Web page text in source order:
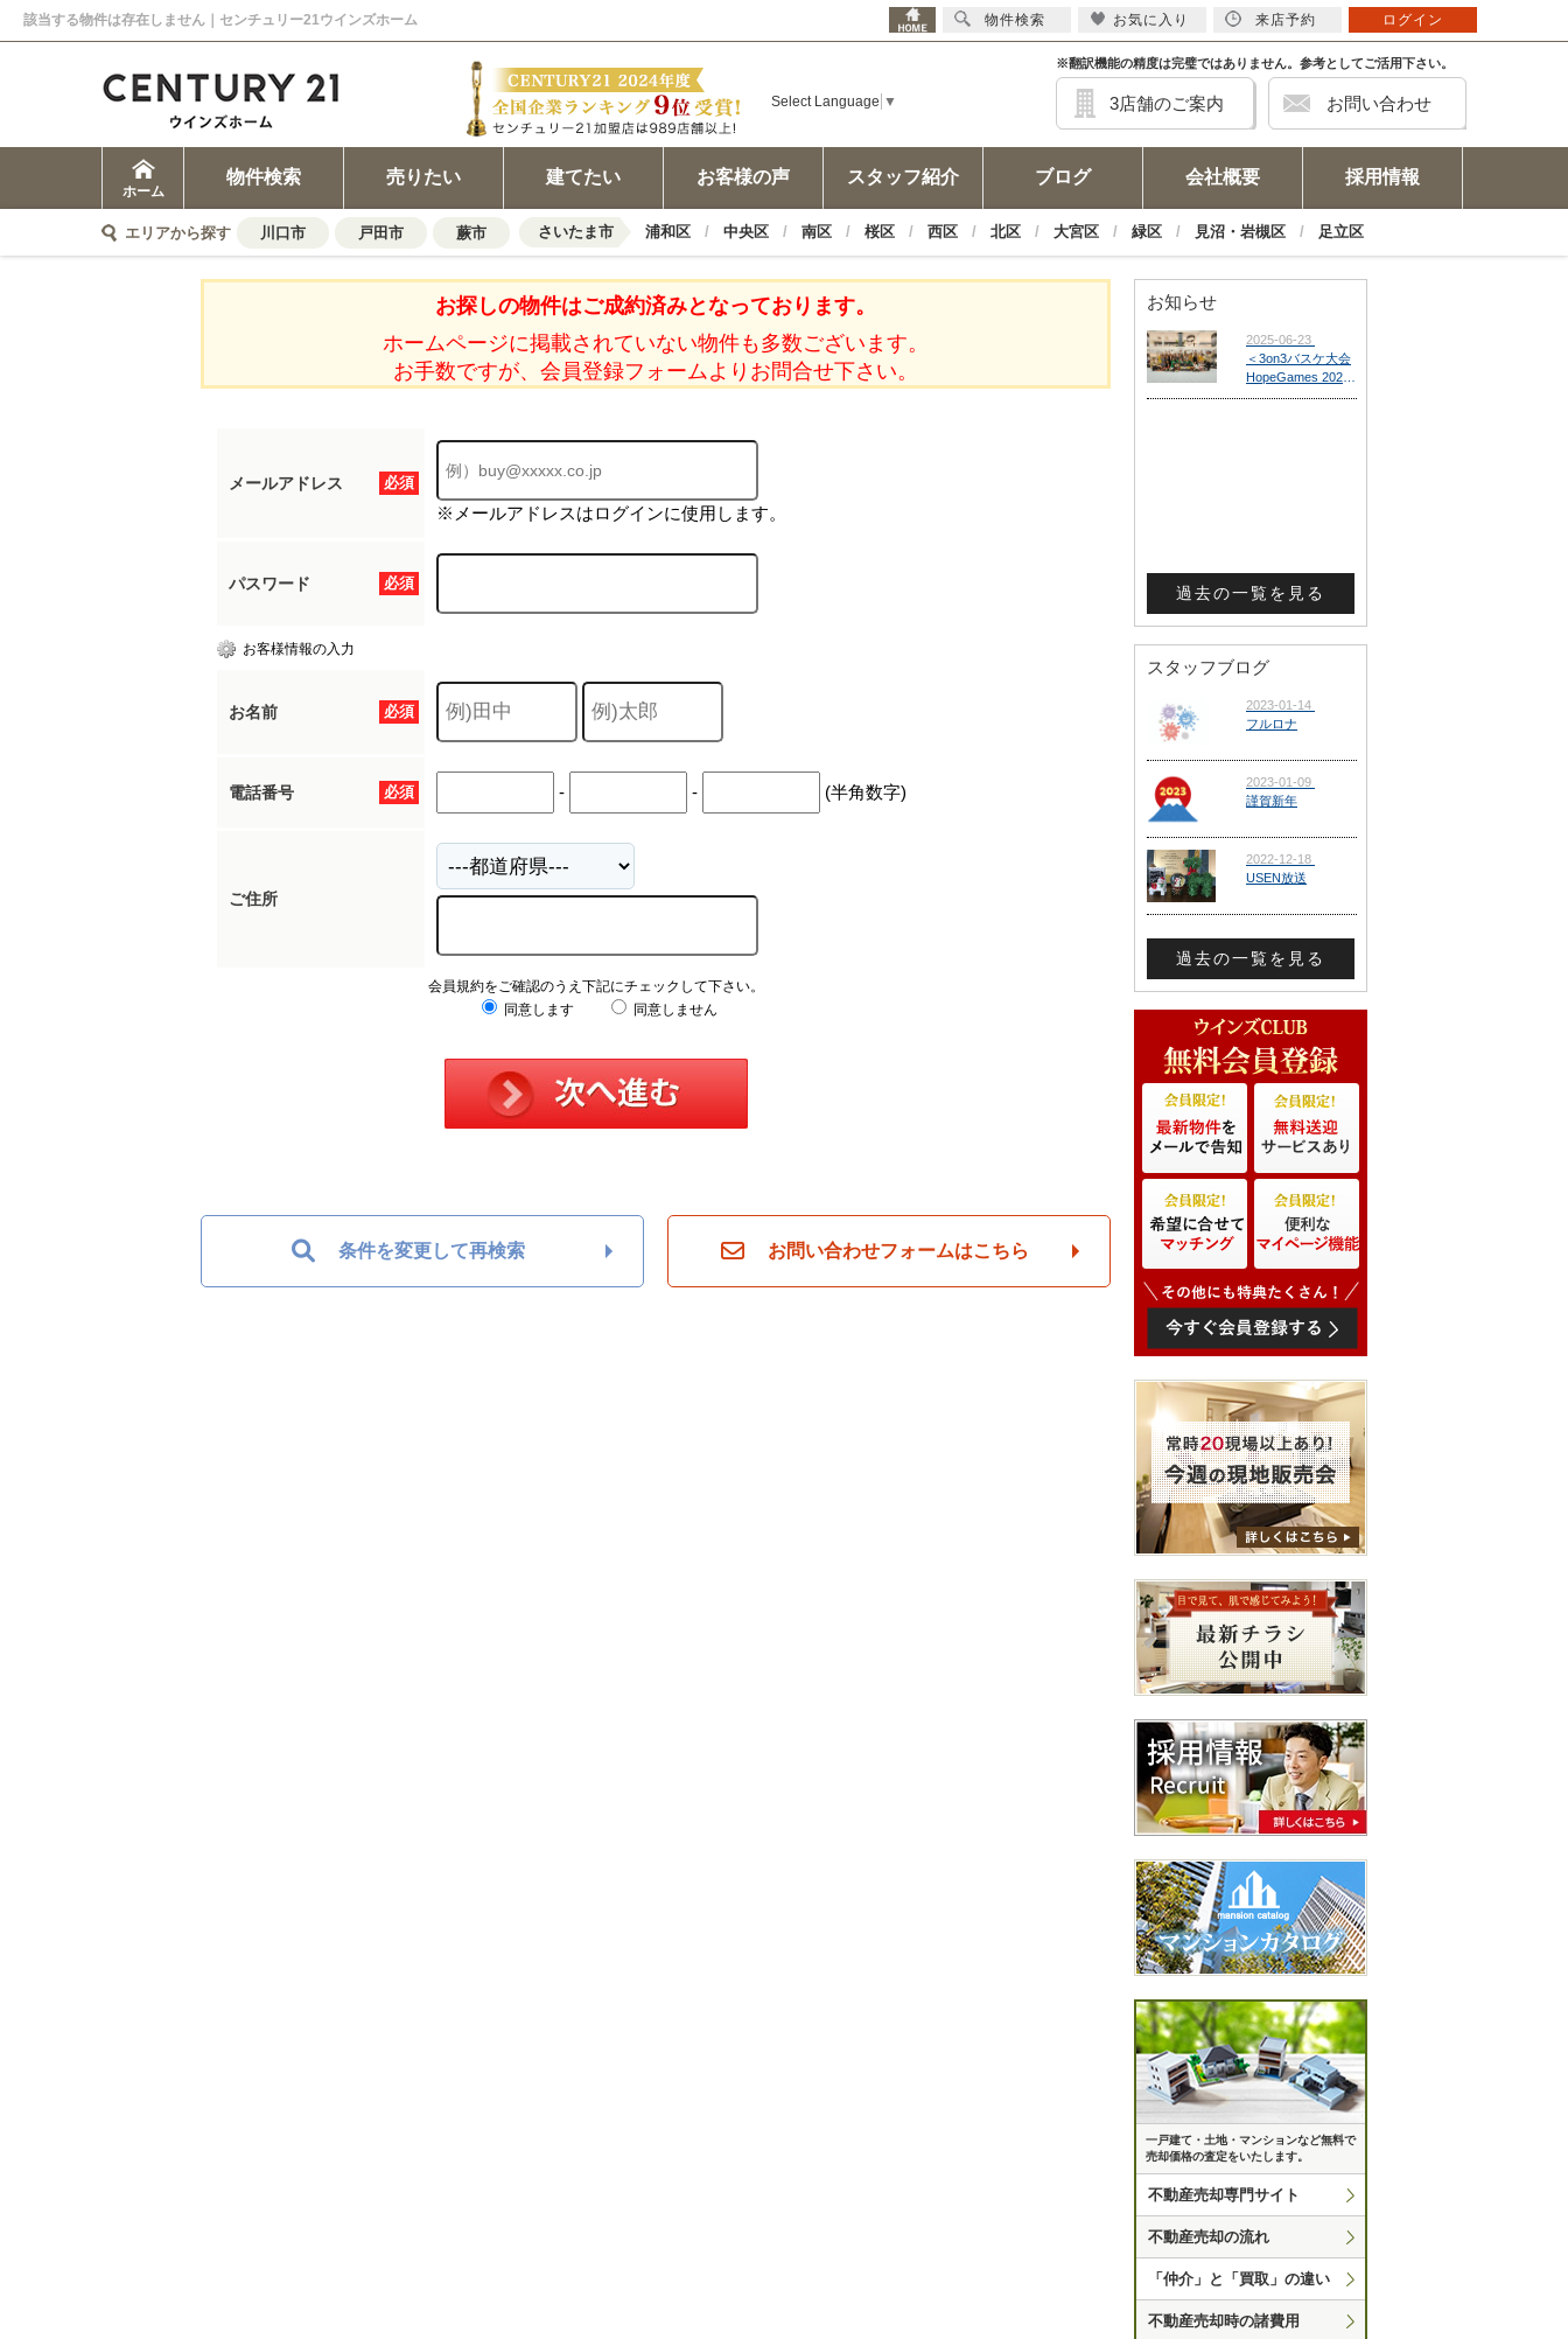
該当する物件は存在しません｜センチュリー21ウインズホーム
Select Language ▼
※翻訳機能の精度は完璧ではありません。参考としてご活用下さい。
3店舗のご案内 お問い合わせ
ホーム
物件検索 売りたい 建てたい お客様の声 スタッフ紹介 ブログ 会社概要 採用情報
エリアから探す 川口市 戸田市 蕨市 さいたま市 浦和区 中央区 南区 桜区 西区 北区 大宮区 緑区 見沼・岩槻区 足立区
お探しの物件はご成約済みとなっております。
ホームページに掲載されていない物件も多数ございます。
お手数ですが、会員登録フォームよりお問合せ下さい。
必須
メールアドレス
※メールアドレスはログインに使用します。
必須
パスワード
お客様情報の入力
必須
お名前
必須
電話番号 - - (半角数字)
ご住所
会員規約をご確認のうえ下記にチェックして下さい。
同意します
同意しません
条件を変更して再検索 お問い合わせフォームはこちら
お知らせ
過去の一覧を見る
スタッフブログ
過去の一覧を見る
一戸建て・土地・マンションなど無料で
売却価格の査定をいたします。
不動産売却専門サイト
不動産売却の流れ
「仲介」と「買取」の違い
不動産売却時の諸費用
物件検索 お気に入り 来店予約 ログイン